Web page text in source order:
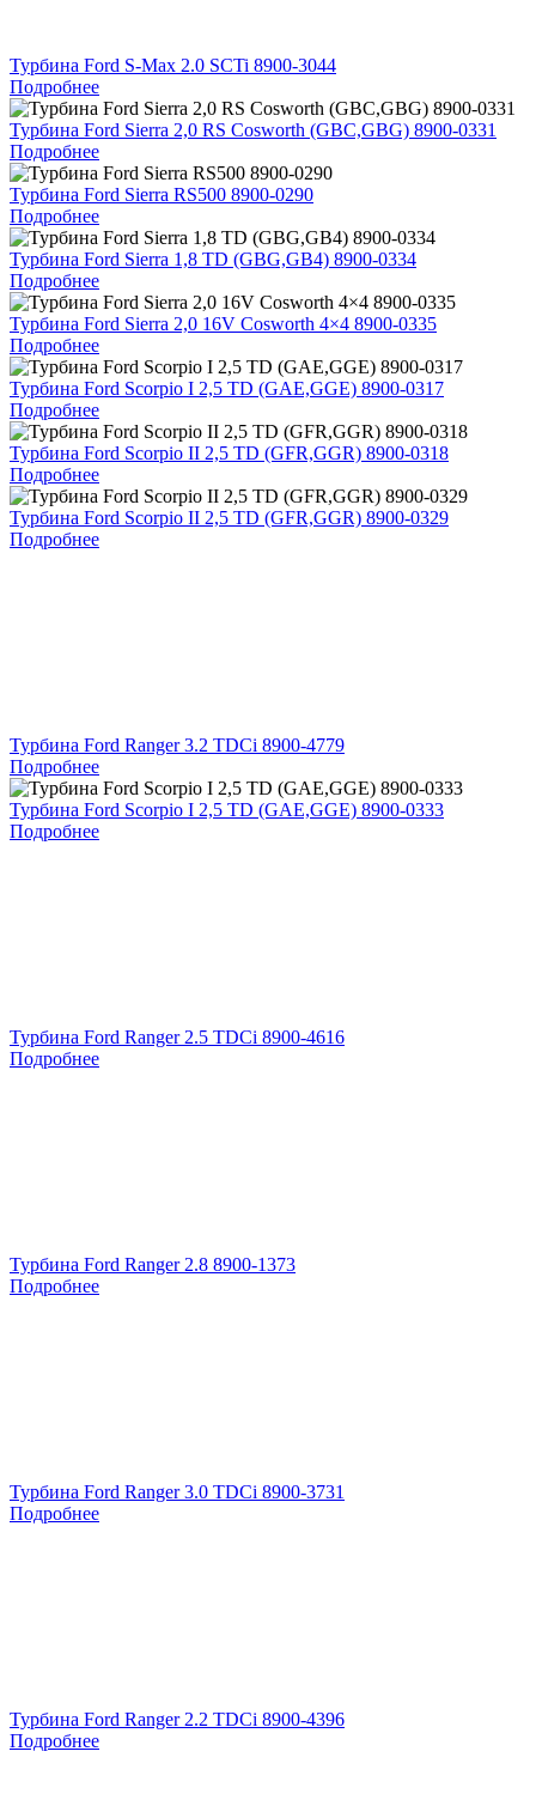
Турбина Ford S-Max 2.0 SCTi 8900-3044
Подробнее
Турбина Ford Sierra 2,0 RS Cosworth (GBC,GBG) 8900-0331
Подробнее
Турбина Ford Sierra RS500 8900-0290
Подробнее
Турбина Ford Sierra 1,8 TD (GBG,GB4) 8900-0334
Подробнее
Турбина Ford Sierra 2,0 16V Cosworth 4×4 8900-0335
Подробнее
Турбина Ford Scorpio I 2,5 TD (GAE,GGE) 8900-0317
Подробнее
Турбина Ford Scorpio II 2,5 TD (GFR,GGR) 8900-0318
Подробнее
Турбина Ford Scorpio II 2,5 TD (GFR,GGR) 8900-0329
Подробнее
Турбина Ford Ranger 3.2 TDCi 8900-4779
Подробнее
Турбина Ford Scorpio I 2,5 TD (GAE,GGE) 8900-0333
Подробнее
Турбина Ford Ranger 2.5 TDCi 8900-4616
Подробнее
Турбина Ford Ranger 2.8 8900-1373
Подробнее
Турбина Ford Ranger 3.0 TDCi 8900-3731
Подробнее
Турбина Ford Ranger 2.2 TDCi 8900-4396
Подробнее